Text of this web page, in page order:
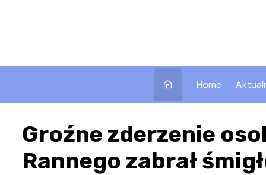
Home
Groźne zderzenie
Rannego zabrał